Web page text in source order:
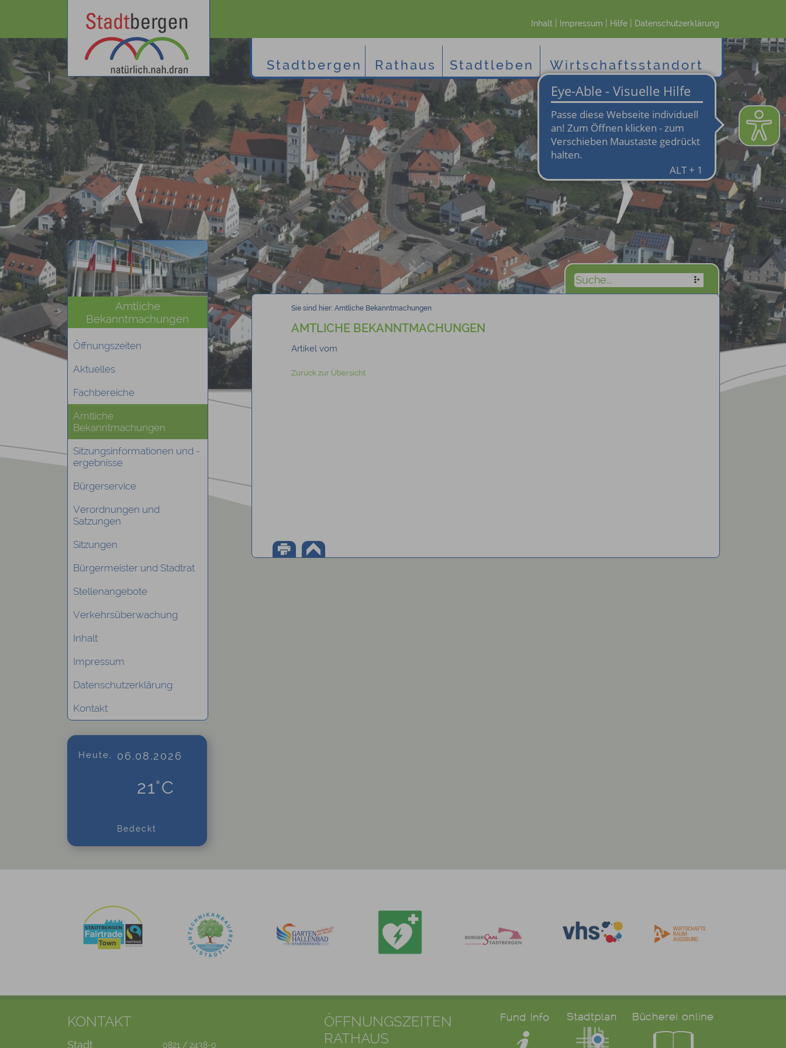
Inhalt| Impressum Hilfe| Datenschutzerklärung
Stadtbergen Rathaus Stadtleben Wirtschaftsstandort
Amtliche
Bekanntmachungen
Öffnungszeiten
Aktuelles
Fachbereiche
Amtliche
Bekanntmachungen
Sitzungsinformationen und -
ergebnisse
Bürgerservice
Verordnungen und
Satzungen
Sitzungen
Bürgermeister und Stadtrat
Stellenangebote
Verkehrsüberwachung
Inhalt
Impressum
Datenschutzerklärung
Kontakt
Heute, 06.08.2026
21°C
Bedeckt
Sie sind hier: Amtliche Bekanntmachungen
AMTLICHE BEKANNTMACHUNGEN
Artikel vom
Zurück zur Übersicht
KONTAKT
Stadt 0821 / 2438-0
ÖFFNUNGSZEITEN
RATHAUS